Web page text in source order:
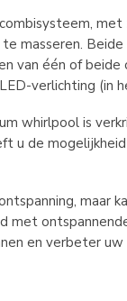
masseren.
van één of
verlichting (in
whirlpool is
u de
maar
met
en verbeter